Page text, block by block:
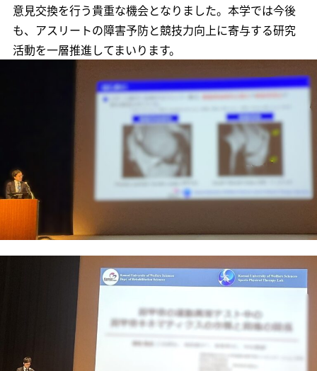
意見交換を行う貴重な機会となりました。本学では今後
も、アスリートの障害予防と競技力向上に寄与する研究
活動を一層推進してまいります。